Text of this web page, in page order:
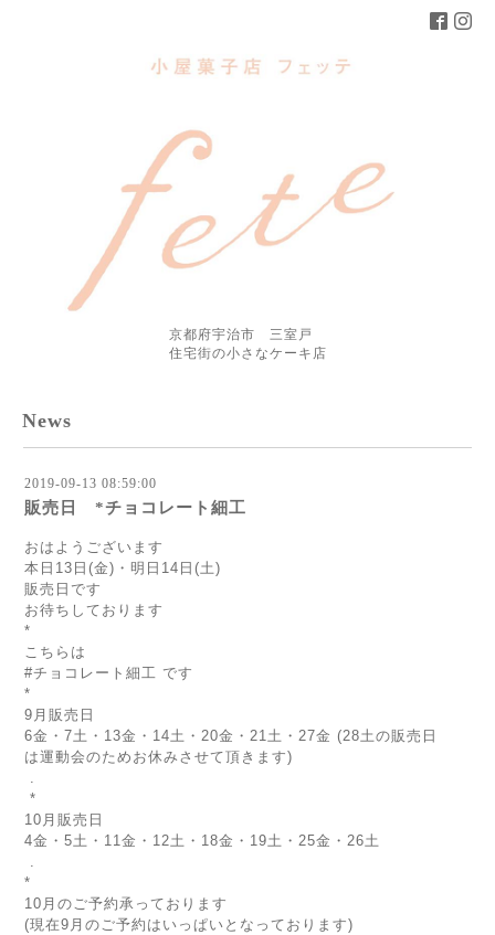
京都府宇治市 三室戸
住宅街の小さなケーキ店
News
2019-09-13 08:59:00
販売日 *チョコレート細工
おはようございます
本日13日(金)・明日14日(土)
販売日です
お待ちしております
*
こちらは
#チョコレート細工 です
*
9月販売日
6金・7土・13金・14土・20金・21土・27金 (28土の販売日
は運動会のためお休みさせて頂きます)
*
10月販売日
4金・5土・11金・12土・18金・19土・25金・26土
*
10月のご予約承っております
(現在9月のご予約はいっぱいとなっております)